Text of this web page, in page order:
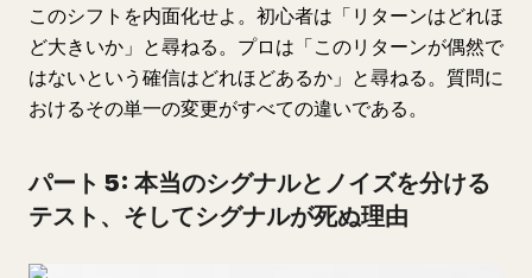
このシフトを内面化せよ。初心者は「リターンはどれほ
ど大きいか」と尋ねる。プロは「このリターンが偶然で
はないという確信はどれほどあるか」と尋ねる。質問に
おけるその単一の変更がすべての違いである。
パート 5: 本当のシグナルとノイズを分ける
テスト、そしてシグナルが死ぬ理由